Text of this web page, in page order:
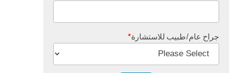
جراح عام/طبيب للاستشارة*